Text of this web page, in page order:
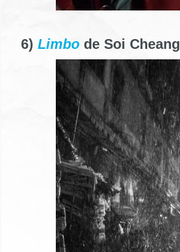
6) Limbo de Soi Cheang